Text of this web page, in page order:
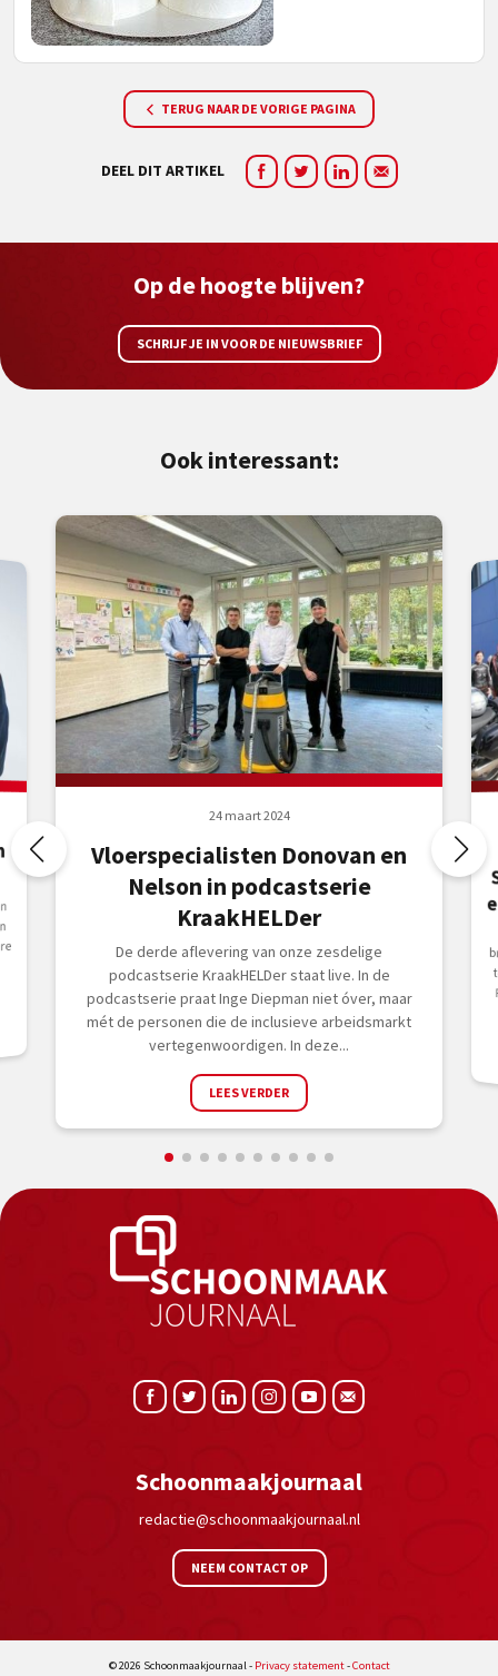
TERUG NAAR DE VORIGE PAGINA
DEEL DIT ARTIKEL
Op de hoogte blijven?
SCHRIJF JE IN VOOR DE NIEUWSBRIEF
Ook interessant:
24 maart 2024
Vloerspecialisten Donovan en
Nelson in podcastserie
KraakHELDer
De derde aflevering van onze zesdelige
podcastserie KraakHELDer staat live. In de
podcastserie praat Inge Diepman niet óver, maar
mét de personen die de inclusieve arbeidsmarkt
vertegenwoordigen. In deze...
LEES VERDER
Schoonmaakjournaal
redactie@schoonmaakjournaal.nl
NEEM CONTACT OP
© 2026 Schoonmaakjournaal - Privacy statement-Contact